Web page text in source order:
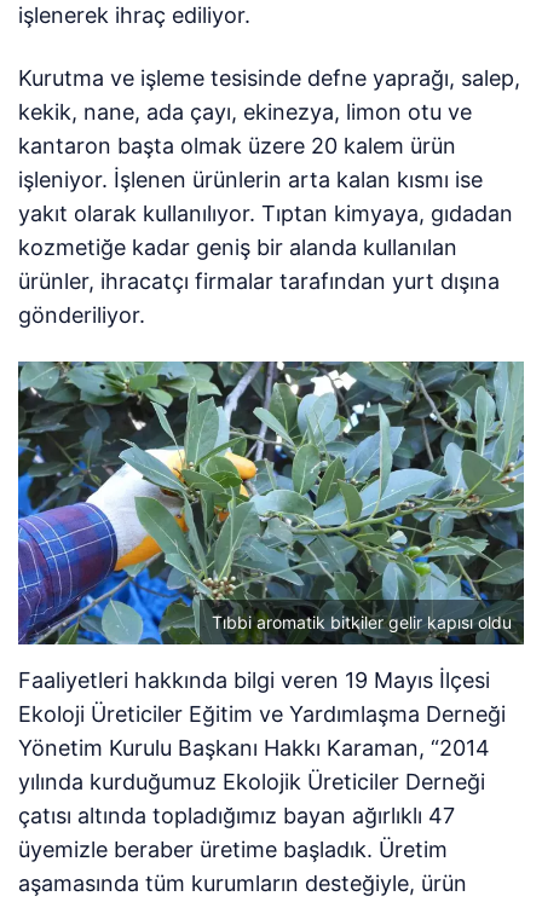
işlenerek ihraç ediliyor.
Kurutma ve işleme tesisinde defne yaprağı, salep,
kekik, nane, ada çayı, ekinezya, limon otu ve
kantaron başta olmak üzere 20 kalem ürün
işleniyor. İşlenen ürünlerin arta kalan kısmı ise
yakıt olarak kullanılıyor. Tıptan kimyaya, gıdadan
kozmetiğe kadar geniş bir alanda kullanılan
ürünler, ihracatçı firmalar tarafından yurt dışına
gönderiliyor.
Tıbbi aromatik bitkiler gelir kapısı oldu
Faaliyetleri hakkında bilgi veren 19 Mayıs İlçesi
Ekoloji Üreticiler Eğitim ve Yardımlaşma Derneği
Yönetim Kurulu Başkanı Hakkı Karaman, “2014
yılında kurduğumuz Ekolojik Üreticiler Derneği
çatısı altında topladığımız bayan ağırlıklı 47
üyemizle beraber üretime başladık. Üretim
aşamasında tüm kurumların desteğiyle, ürün